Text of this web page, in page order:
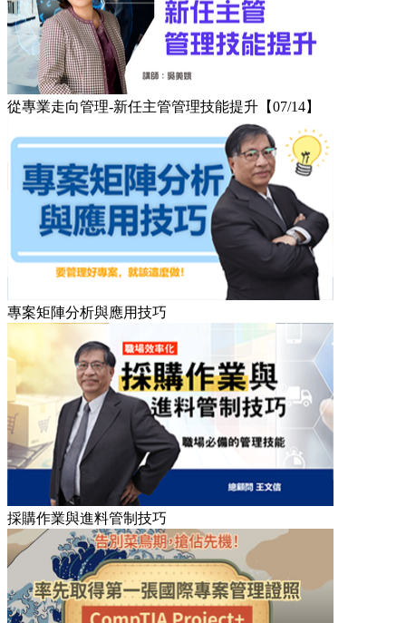
從專業走向管理-新任主管管理技能提升【07/14】
專案矩陣分析與應用技巧
採購作業與進料管制技巧